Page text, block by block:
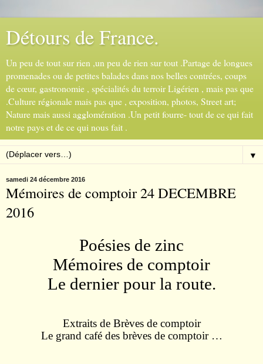
Détours de France.
Un peu de tout sur rien ,un peu de rien sur tout .Partage de longues
promenades ou de petites balades dans nos belles contrées, coups
de cœur, gastronomie , spécialités du terroir Ligérien , mais pas que
.Culture régionale mais pas que , exposition, photos, Street art;
Nature mais aussi agglomération .Un petit fourre- tout de ce qui fait
notre pays et de ce qui nous fait .
▼
samedi 24 décembre 2016
Mémoires de comptoir 24 DECEMBRE
2016
Poésies de zinc
Mémoires de comptoir
Le dernier pour la route.
Extraits de Brèves de comptoir
Le grand café des brèves de comptoir …